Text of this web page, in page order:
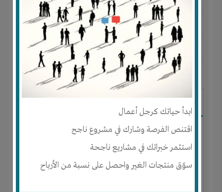
ابدأ حياتك كرجل أعمال
اقتنص الفرصة وشارك في مشروع ناجح
استثمر خبراتك في مشاريع ناجحة
سوّق منتجات الغير واحصل على نسبة من الأرباح
الجنس : ذكر
لديـه :المال المكان- علاقات-شركة أو مصنع أو ورشة
المكان :السعودية- جدة- السعوديه
آخر ظهور: : منذ 3 سنوات